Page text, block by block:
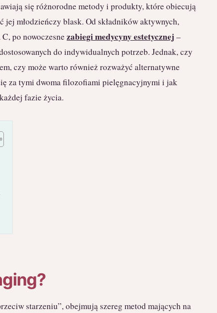
się różnorodne metody i produkty, które obiecują
młodzieńczy blask. Od składników aktywnych,
po nowoczesnezabiegi medycyny estetycznej –
do indywidualnych potrzeb. Jednak, czy
czy może warto również rozważyć alternatywne
za tymi dwoma filozofiami pielęgnacyjnymi i jak
fazie życia.
starzeniu”, obejmują szereg metod mających na